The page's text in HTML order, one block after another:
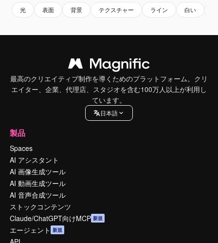
光 表面 背景 テクスチャー ライン 白い
最高のクリエイティブ制作を導くためのプラットフォーム。クリ
エイター、企業、代理店、スタジオを含む100万人以上が利用し
ています。
日本語
製品
Spaces
AI アシスタント
AI 画像生成ツール
AI 動画生成ツール
AI 音声合成ツール
ストックコンテンツ
Claude/ChatGPT向けMCP 新規
エージェント 新規